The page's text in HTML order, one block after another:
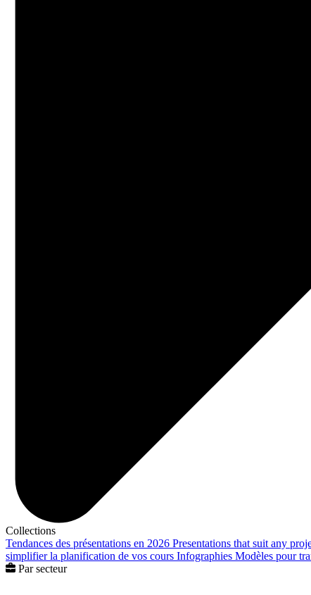
Collections
Tendances des présentations en 2026 Presentations that suit any
simplifier la planification de vos cours Infographies Modèles pour
Par secteur